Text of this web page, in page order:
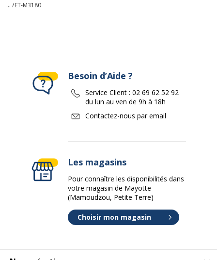
... /ET-M3180
Besoin d’Aide ?
Service Client : 02 69 62 52 92
du lun au ven de 9h à 18h
Contactez-nous par email
Les magasins
Pour connaître les disponibilités dans
votre magasin de Mayotte
(Mamoudzou, Petite Terre)
Choisir mon magasin